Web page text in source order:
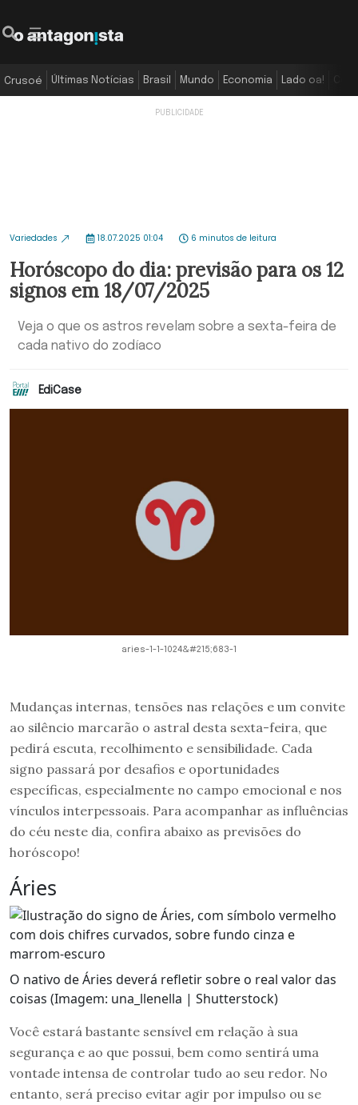
Crusoé Últimas Notícias Brasil Mundo Economia Lado oa!
Variedades 18.07.2025 01:04 6 minutos de leitura
Horóscopo do dia: previsão para os 12
signos em 18/07/2025
Veja o que os astros revelam sobre a sexta-feira de
cada nativo do zodíaco
EdiCase
aries-1-1-1024&#215;683-1
Mudanças internas, tensões nas relações e um convite
ao silêncio marcarão o astral desta sexta-feira, que
pedirá escuta, recolhimento e sensibilidade. Cada
signo passará por desafios e oportunidades
específicas, especialmente no campo emocional e nos
vínculos interpessoais. Para acompanhar as influências
do céu neste dia, confira abaixo as previsões do
horóscopo!
Áries
O nativo de Áries deverá refletir sobre o real valor das
coisas (Imagem: una_llenella | Shutterstock)
Você estará bastante sensível em relação à sua
segurança e ao que possui, bem como sentirá uma
vontade intensa de controlar tudo ao seu redor. No
entanto, será preciso evitar agir por impulso ou se